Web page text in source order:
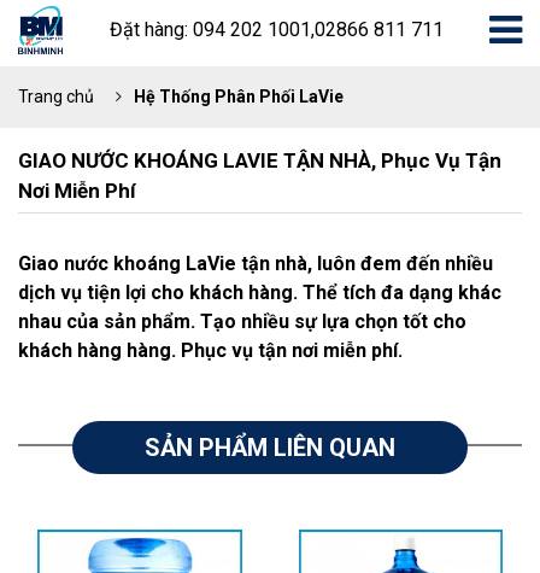
Đặt hàng: 094 202 1001,02866 811 711
Trang chủ Hệ Thống Phân Phối LaVie
GIAO NƯỚC KHOÁNG LAVIE TẬN NHÀ, Phục Vụ Tận
Nơi Miễn Phí
Giao nước khoáng LaVie tận nhà, luôn đem đến nhiều
dịch vụ tiện lợi cho khách hàng. Thể tích đa dạng khác
nhau của sản phẩm. Tạo nhiều sự lựa chọn tốt cho
khách hàng hàng. Phục vụ tận nơi miễn phí.
SẢN PHẨM LIÊN QUAN